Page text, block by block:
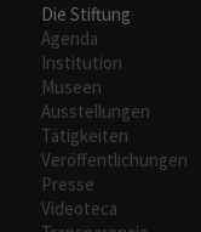
Die Stiftung
Agenda
Institution
Museen
Ausstellungen
Tätigkeiten
Veröffentlichungen
Presse
Videoteca